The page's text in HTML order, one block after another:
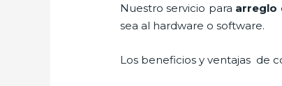
Nuestro servicio para arreglo
sea al hardware o software.
Los beneficios y ventajas de